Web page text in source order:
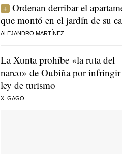
Ordenan derribar el
que montó en el jardín de su
ALEJANDRO MARTÍNEZ
La Xunta prohíbe «la ruta del
narco» de Oubiña por
ley de turismo
X. GAGO